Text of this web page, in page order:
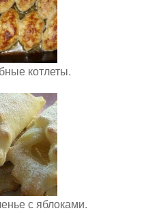
котлеты.
с яблоками.